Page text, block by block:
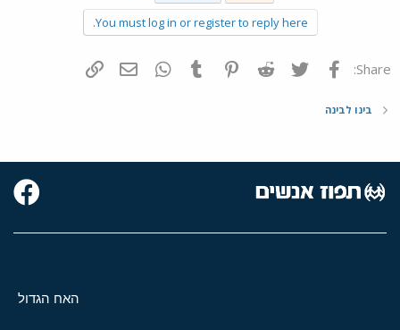
You must log in or register to reply here.
Share: פייסבוק Twitter
Reddit
Pinterest
Tumblr
WhatsAppדואר אלקטרוני
בינו לבינה
האח הגדול